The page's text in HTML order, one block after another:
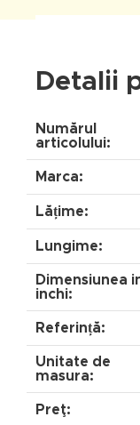
Detalii
Numărul
articolului:
Marca:
Lățime:
Lungime:
Dimensiunea
inchi:
Referință:
Unitate de
masura:
Preţ: